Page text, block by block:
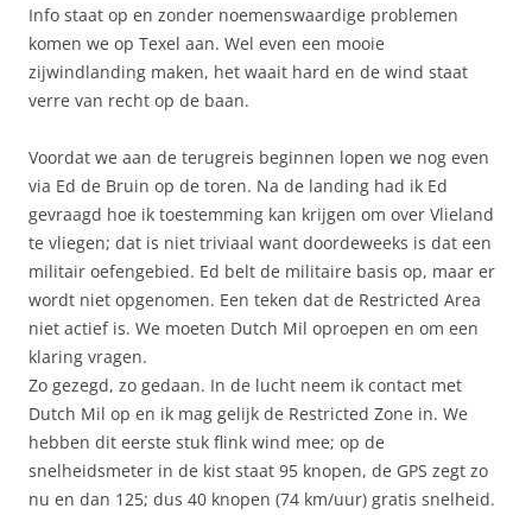
Info staat op en zonder noemenswaardige problemen
komen we op Texel aan. Wel even een mooie
zijwindlanding maken, het waait hard en de wind staat
verre van recht op de baan.
Voordat we aan de terugreis beginnen lopen we nog even
via Ed de Bruin op de toren. Na de landing had ik Ed
gevraagd hoe ik toestemming kan krijgen om over Vlieland
te vliegen; dat is niet triviaal want doordeweeks is dat een
militair oefengebied. Ed belt de militaire basis op, maar er
wordt niet opgenomen. Een teken dat de Restricted Area
niet actief is. We moeten Dutch Mil oproepen en om een
klaring vragen.
Zo gezegd, zo gedaan. In de lucht neem ik contact met
Dutch Mil op en ik mag gelijk de Restricted Zone in. We
hebben dit eerste stuk flink wind mee; op de
snelheidsmeter in de kist staat 95 knopen, de GPS zegt zo
nu en dan 125; dus 40 knopen (74 km/uur) gratis snelheid.